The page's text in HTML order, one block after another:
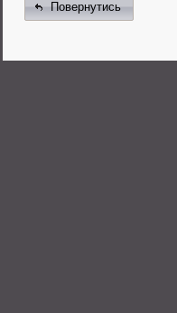
Повернутись